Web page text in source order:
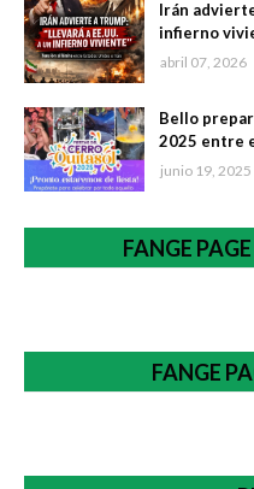
Irán
infierno
abril 07, 2026
Bello
2025 entre
junio 19, 2025
FANGE
FANGE